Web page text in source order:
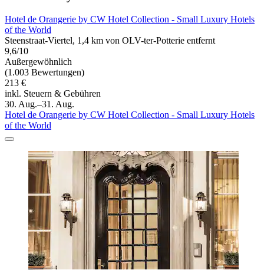
Hotel de Orangerie by CW Hotel Collection - Small Luxury Hotels
of the World
Steenstraat-Viertel, 1,4 km von OLV-ter-Potterie entfernt
9,6/10
Außergewöhnlich
(1.003 Bewertungen)
213 €
inkl. Steuern & Gebühren
30. Aug.–31. Aug.
Hotel de Orangerie by CW Hotel Collection - Small Luxury Hotels
of the World